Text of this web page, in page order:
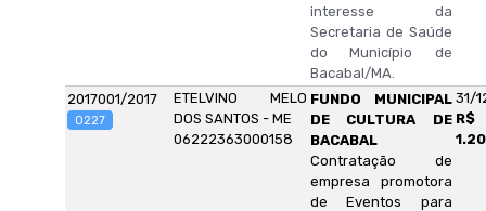
interesse da
Secretaria de Saúde
do Município de
Bacabal/MA.
2017001/2017
0227
ETELVINO MELO
DOS SANTOS - ME
06222363000158
FUNDO MUNICIPAL
DE CULTURA DE
BACABAL
Contratação de
empresa promotora
de Eventos para
31/
R$